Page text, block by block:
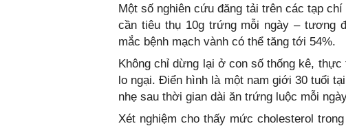
Một số nghiên cứu đăng tải trên các tạp
cần tiêu thụ 10g trứng mỗi ngày – tương
mắc bệnh mạch vành có thể tăng tới 54%.
Không chỉ dừng lại ở con số thống kê,
lo ngại. Điển hình là một nam giới 30 tuổi
nhẹ sau thời gian dài ăn trứng luộc mỗi
Xét nghiệm cho thấy mức cholesterol